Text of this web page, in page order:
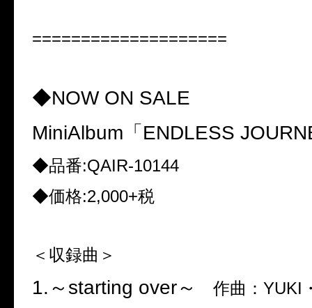
====================
◆NOW ON SALE
MiniAlbum 「 ENDLESS
◆品番:QAIR-10144
◆価格:2,000+税
＜収録曲＞
1. ～ starting over～ 作曲： YUKI